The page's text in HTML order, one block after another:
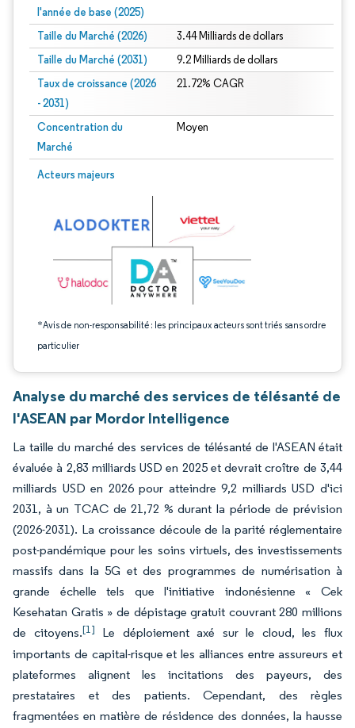
l'année de base (2025)
Taille du Marché (2026) 3.44 Milliards de dollars
Taille du Marché (2031) 9.2 Milliards de dollars
Taux de croissance (2026
- 2031)
21.72% CAGR
Concentration du
Marché
Moyen
Acteurs majeurs
*Avis de non-responsabilité : les principaux acteurs sont triés sans ordre
particulier
Image © Mordor Intelligence. La réutilisation nécessite une attribution sous CC
Analyse du marché des services de télésanté de
l'ASEAN par Mordor Intelligence
La taille du marché des services de télésanté de l'ASEAN était
évaluée à 2,83 milliards USD en 2025 et devrait croître de 3,44
milliards USD en 2026 pour atteindre 9,2 milliards USD d'ici
2031, à un TCAC de 21,72 % durant la période de prévision
(2026-2031). La croissance découle de la parité réglementaire
post-pandémique pour les soins virtuels, des investissements
massifs dans la 5G et des programmes de numérisation à
grande échelle tels que l'initiative indonésienne « Cek
Kesehatan Gratis » de dépistage gratuit couvrant 280 millions
de citoyens.[1] Le déploiement axé sur le cloud, les flux
importants de capital-risque et les alliances entre assureurs et
plateformes alignent les incitations des payeurs, des
prestataires et des patients. Cependant, des règles
fragmentées en matière de résidence des données, la hausse